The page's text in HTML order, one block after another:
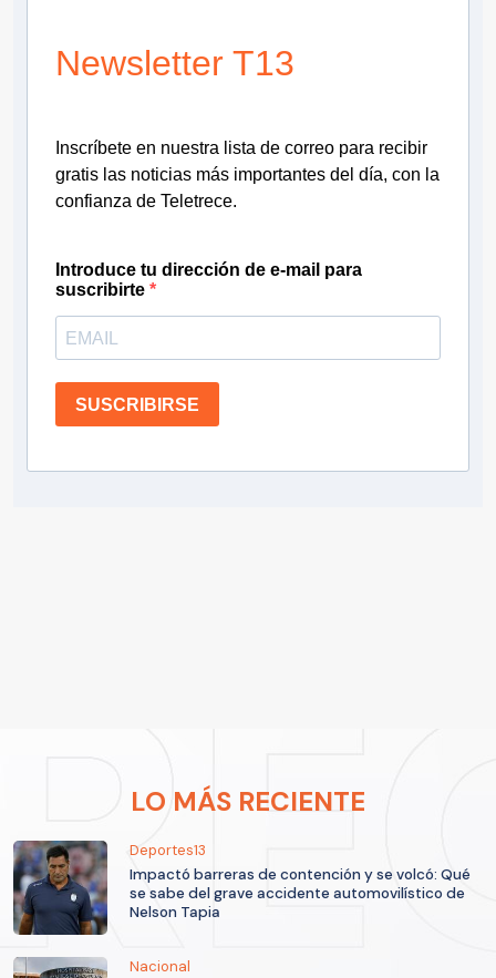
Newsletter T13
Inscríbete en nuestra lista de correo para recibir
gratis las noticias más importantes del día, con la
confianza de Teletrece.
Introduce tu dirección de e-mail para
suscribirte
SUSCRIBIRSE
LO MÁS RECIENTE
Deportes13
Impactó barreras de contención y se volcó: Qué
se sabe del grave accidente automovilístico de
Nelson Tapia
Nacional